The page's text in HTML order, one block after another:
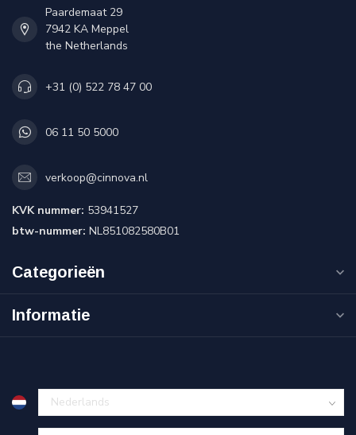
Paardemaat 29
7942 KA Meppel
the Netherlands
+31 (0) 522 78 47 00
06 11 50 5000
verkoop@cinnova.nl
KVK nummer: 53941527
btw-nummer: NL851082580B01
Categorieën
Informatie